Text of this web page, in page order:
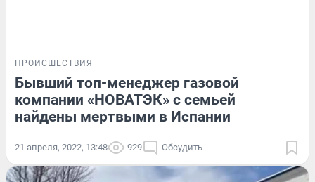
ПРОИСШЕСТВИЯ
Бывший топ-менеджер газовой
компании «НОВАТЭК» с семьей
найдены мертвыми в Испании
21 апреля, 2022, 13:48 929 Обсудить